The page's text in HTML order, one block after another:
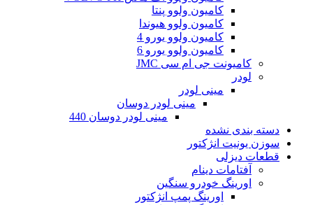
کامیون ولوو پنتا
کامیون ولوو هیوندا
کامیون ولوو یورو 4
کامیون ولوو یورو 6
کامیونت جی ام سی JMC
لودر
مینی لودر
مینی لودر دوسان
مینی لودر دوسان 440
دسته بندی نشده
سوزن یونیت انژکتور
قطعات دیزلی
آفتامات دینام
اورینگ خودرو سنگین
اورینگ پمپ انژکتور